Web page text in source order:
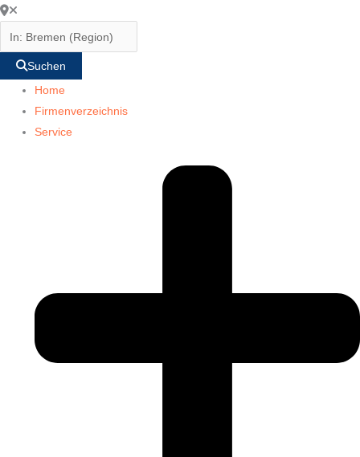
Suchen
Home
Firmenverzeichnis
Service